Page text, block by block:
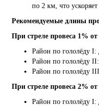
по 2 км, что
Рекомендуемые длины
При стреле провеса 1%
Район по гололёду I:
Район по гололёду
Район по гололёду
При стреле провеса 2%
Район по гололёду I: